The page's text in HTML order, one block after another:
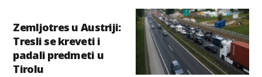
Zemljotres u Austriji:
Tresli se kreveti i
padali predmeti u
Tirolu